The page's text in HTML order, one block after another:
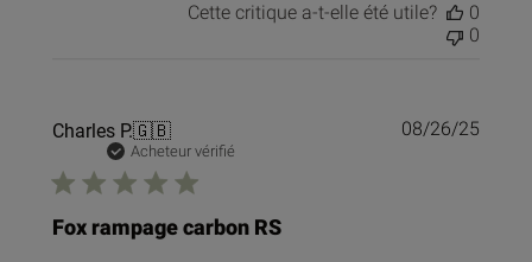
Cette critique a-t-elle été utile?
0
0
Charles P.🇬🇧
Acheteur vérifié
Fox rampage carbon RS
08/26/25